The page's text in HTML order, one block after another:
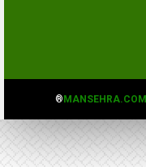
MANSEHRA.COM